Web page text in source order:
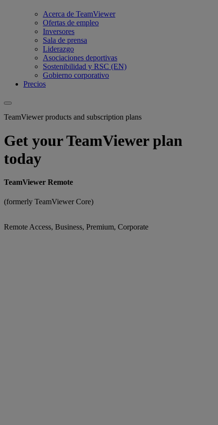
Acerca de TeamViewer
Ofertas de empleo
Inversores
Sala de prensa
Liderazgo
Asociaciones deportivas
Sostenibilidad y RSC (EN)
Gobierno corporativo
Precios
TeamViewer products and subscription plans
Get your TeamViewer plan
today
TeamViewer Remote
(formerly TeamViewer Core)
Remote Access, Business, Premium, Corporate